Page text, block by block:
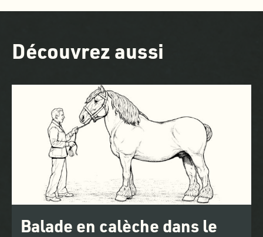
Découvrez aussi
Balade en calèche dans le